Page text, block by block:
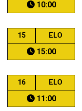
10:00
15 ELO
15:00
16 ELO
11:00